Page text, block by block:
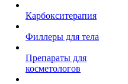
Карбокситерапия
Филлеры для тела
Препараты для
косметологов